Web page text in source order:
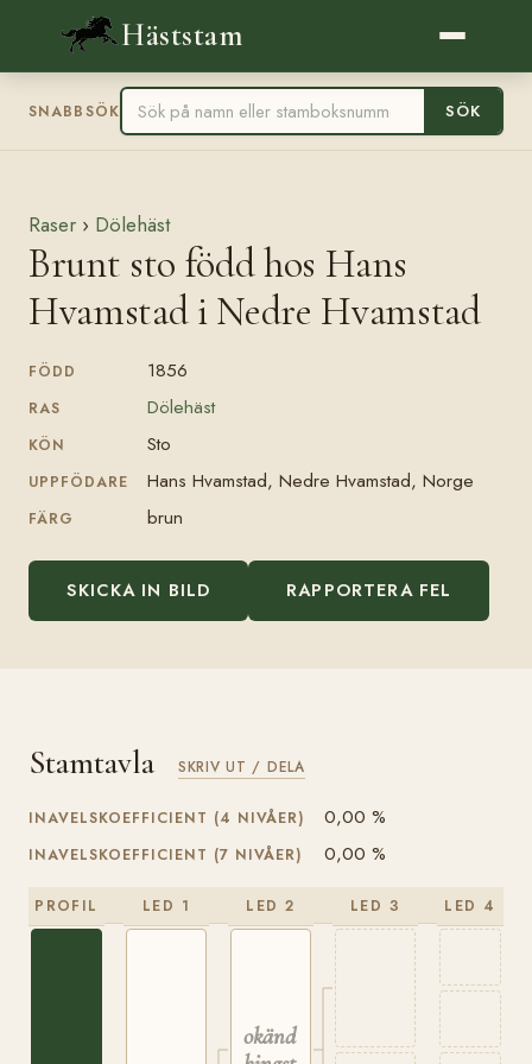
Häststam
SNABBSÖK SÖK
Raser › Dölehäst
Brunt sto född hos Hans
Hvamstad i Nedre Hvamstad
FÖDD 1856
RAS Dölehäst
KÖN Sto
UPPFÖDARE Hans Hvamstad, Nedre Hvamstad, Norge
FÄRG brun
SKICKA IN BILD RAPPORTERA FEL
Stamtavla SKRIV UT / DELA
INAVELSKOEFFICIENT (4 NIVÅER) 0,00 %
INAVELSKOEFFICIENT (7 NIVÅER) 0,00 %
PROFIL LED 1 LED 2
okänd
LED 3 LED 4